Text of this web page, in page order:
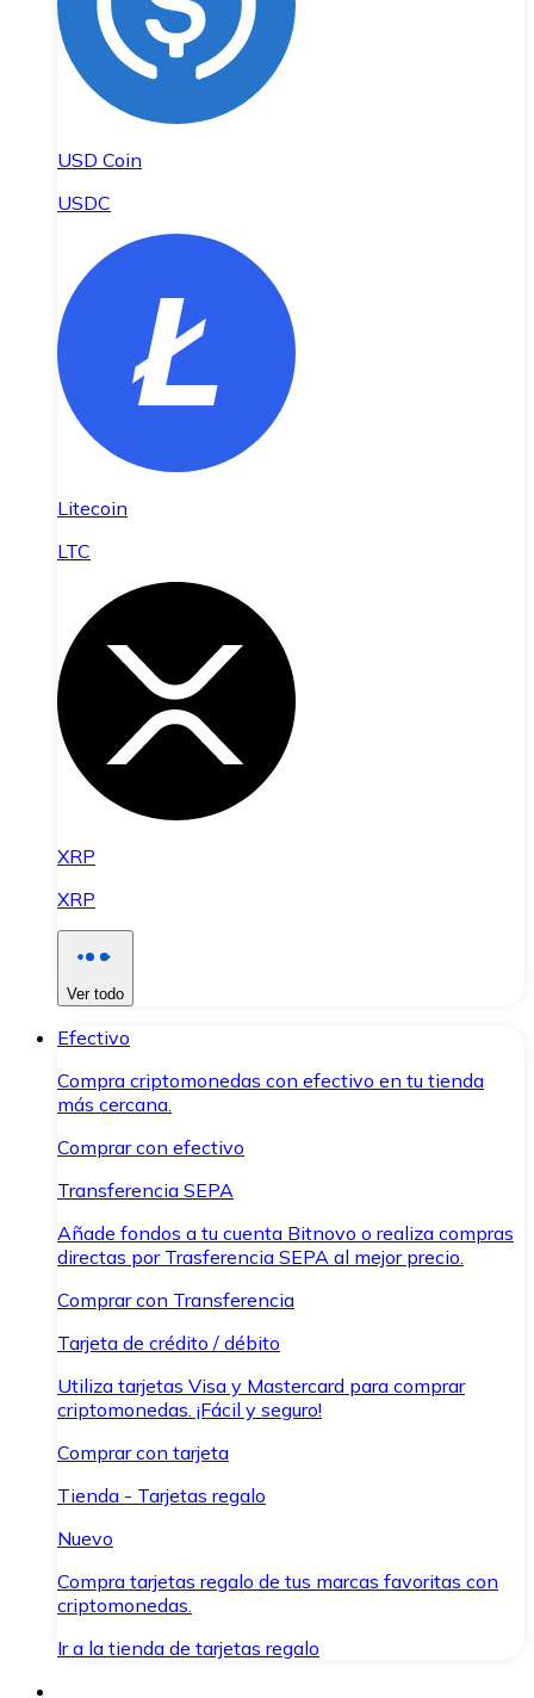
USD Coin
USDC
Litecoin
LTC
XRP
XRP
Ver todo
Efectivo
Compra criptomonedas con efectivo en tu tienda
más cercana.
Comprar con efectivo
Transferencia SEPA
Añade fondos a tu cuenta Bitnovo o realiza compras
directas por Trasferencia SEPA al mejor precio.
Comprar con Transferencia
Tarjeta de crédito / débito
Utiliza tarjetas Visa y Mastercard para comprar
criptomonedas. ¡Fácil y seguro!
Comprar con tarjeta
Tienda - Tarjetas regalo
Nuevo
Compra tarjetas regalo de tus marcas favoritas con
criptomonedas.
Ir a la tienda de tarjetas regalo